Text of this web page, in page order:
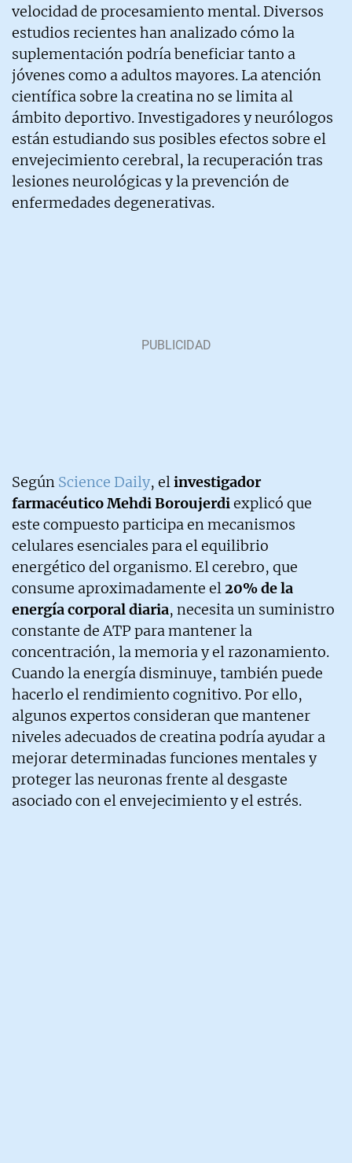
velocidad de procesamiento mental. Diversos
estudios recientes han analizado cómo la
suplementación podría beneficiar tanto a
jóvenes como a adultos mayores. La atención
científica sobre la creatina no se limita al
ámbito deportivo. Investigadores y neurólogos
están estudiando sus posibles efectos sobre el
envejecimiento cerebral, la recuperación tras
lesiones neurológicas y la prevención de
enfermedades degenerativas.
Según Science Daily, elinvestigador
farmacéutico Mehdi Boroujerdiexplicó que
este compuesto participa en mecanismos
celulares esenciales para el equilibrio
energético del organismo. El cerebro, que
consume aproximadamente el20% de la
energía corporal diaria, necesita un suministro
constante de ATP para mantener la
concentración, la memoria y el razonamiento.
Cuando la energía disminuye, también puede
hacerlo el rendimiento cognitivo. Por ello,
algunos expertos consideran que mantener
niveles adecuados de creatina podría ayudar a
mejorar determinadas funciones mentales y
proteger las neuronas frente al desgaste
asociado con el envejecimiento y el estrés.